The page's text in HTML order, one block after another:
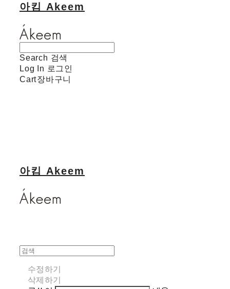
아킴 Akeem
Search 검색
Log In 로그인
Cart장바구니
아킴 Akeem
수정하기
삭제하기